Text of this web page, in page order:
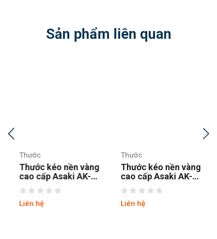
Sản phẩm liên quan
Thước
Thước kéo nền vàng
cao cấp Asaki AK-
2665
Liên hệ
Thước
Thước kéo nền vàng
cao cấp Asaki AK-
2666
Liên hệ